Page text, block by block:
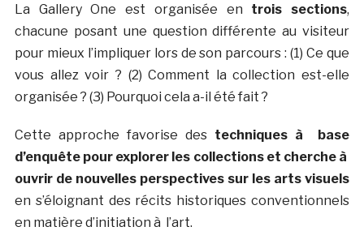
La Gallery One est organisée en trois sections,
chacune posant une question différente au visiteur
pour mieux l’impliquer lors de son parcours : (1) Ce que
vous allez voir ? (2) Comment la collection est-elle
organisée ? (3) Pourquoi cela a-il été fait ?
Cette approche favorise des techniques à base
d’enquête pour explorer les collections et cherche à
ouvrir de nouvelles perspectives sur les arts visuels
en s’éloignant des récits historiques conventionnels
en matière d’initiation à l’art.